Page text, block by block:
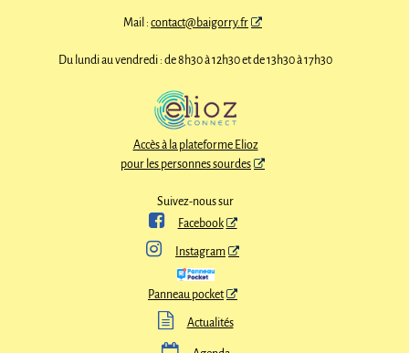
Mail :contact@baigorry.fr
Du lundi au vendredi : de 8h30 à 12h30 et de 13h30 à 17h30
Accès à la plateforme Elioz
pour les personnes sourdes
Suivez-nous sur
 Facebook
 Instagram
Panneau pocket
 Actualités